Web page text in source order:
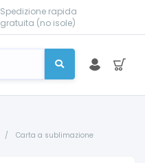
Spedizione rapida
gratuita (no isole)
/ Carta a sublimazione